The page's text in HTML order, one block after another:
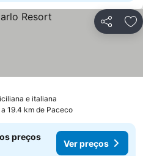
Partilhar
e italiana
19.4 km de Paceco
preços
Ver preços